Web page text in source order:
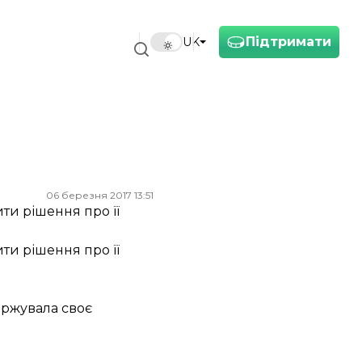
Підтримати
UK
06 березня 2017 13:51
рішення про її
рішення про її
своє